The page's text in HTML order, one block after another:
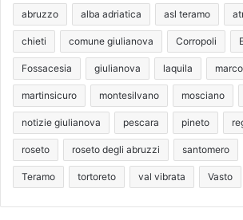
abruzzo alba adriatica asl teramo
chieti comune giulianova Corropoli
Fossacesia giulianova laquila
martinsicuro montesilvano mosciano
notizie giulianova pescara pineto
roseto roseto degli abruzzi santomero
Teramo tortoreto val vibrata Vasto